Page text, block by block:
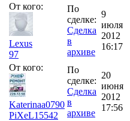
От кого:
Lexus
97
По
сделке:
Сделка
в
архиве
9
июля
2012
16:17
От кого:
Katerinaa0790
PiXeL15542
По
сделке:
Сделка
в
архиве
20
июня
2012
17:56